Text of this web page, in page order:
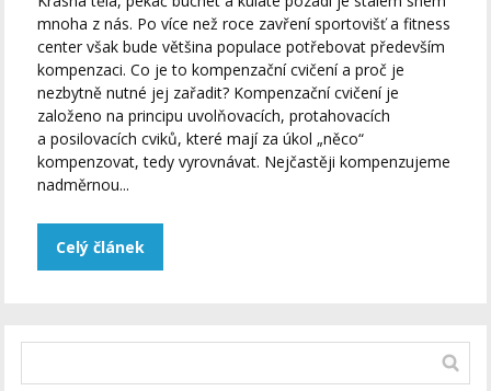
mnoha z nás. Po více než roce zavření sportovišť a fitness
center však bude většina populace potřebovat především
kompenzaci. Co je to kompenzační cvičení a proč je
nezbytně nutné jej zařadit? Kompenzační cvičení je
založeno na principu uvolňovacích, protahovacích
a posilovacích cviků, které mají za úkol „něco“
kompenzovat, tedy vyrovnávat. Nejčastěji kompenzujeme
nadměrnou...
Celý článek